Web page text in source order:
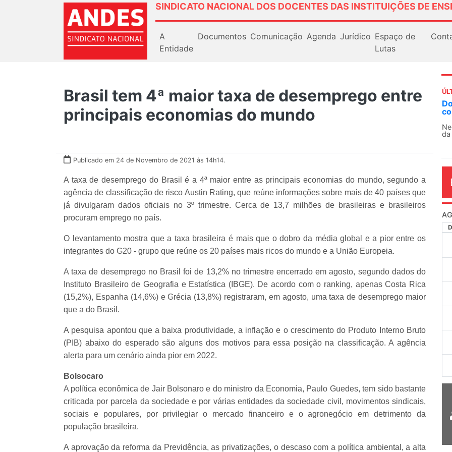
SINDICATO NACIONAL DOS DOCENTES DAS INSTITUIÇÕES DE
A
Entidade
Documentos Comunicação Agenda Jurídico Espaço de
Lutas
Brasil tem 4ª maior taxa de desemprego entre
principais economias do mundo
Publicado em 24 de Novembro de 2021 às 14h14.
A taxa de desemprego do Brasil é a 4ª maior entre as principais economias do mundo, segundo a
agência de classificação de risco Austin Rating, que reúne informações sobre mais de 40 países que
já divulgaram dados oficiais no 3º trimestre. Cerca de 13,7 milhões de brasileiras e brasileiros
procuram emprego no país.
O levantamento mostra que a taxa brasileira é mais que o dobro da média global e a pior entre os
integrantes do G20 - grupo que reúne os 20 países mais ricos do mundo e a União Europeia.
A taxa de desemprego no Brasil foi de 13,2% no trimestre encerrado em agosto, segundo dados do
Instituto Brasileiro de Geografia e Estatística (IBGE). De acordo com o ranking, apenas Costa Rica
(15,2%), Espanha (14,6%) e Grécia (13,8%) registraram, em agosto, uma taxa de desemprego maior
que a do Brasil.
A pesquisa apontou que a baixa produtividade, a inflação e o crescimento do Produto Interno Bruto
(PIB) abaixo do esperado são alguns dos motivos para essa posição na classificação. A agência
alerta para um cenário ainda pior em 2022.
Bolsocaro
A política econômica de Jair Bolsonaro e do ministro da Economia, Paulo Guedes, tem sido bastante
criticada por parcela da sociedade e por várias entidades da sociedade civil, movimentos sindicais,
sociais e populares, por privilegiar o mercado financeiro e o agronegócio em detrimento da
população brasileira.
A aprovação da reforma da Previdência, as privatizações, o descaso com a política ambiental, a alta
Docentes paralisam
contra as políticas de
Nessa segunda-feira (3),
da educação superior e básica